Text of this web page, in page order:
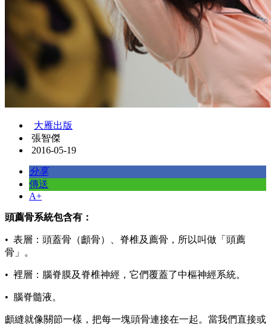
大雁出版
張智傑
2016-05-19
分享
傳送
A+
頭薦骨系統包含有：
• 表層：頭蓋骨（顱骨）、脊椎及薦骨，所以叫做「頭薦
骨」。
• 裡層：腦脊膜及脊椎神經，它們覆蓋了中樞神經系統。
• 腦脊髓液。
顱縫就像關節一樣，把每一塊頭骨連接在一起。當我們直接或